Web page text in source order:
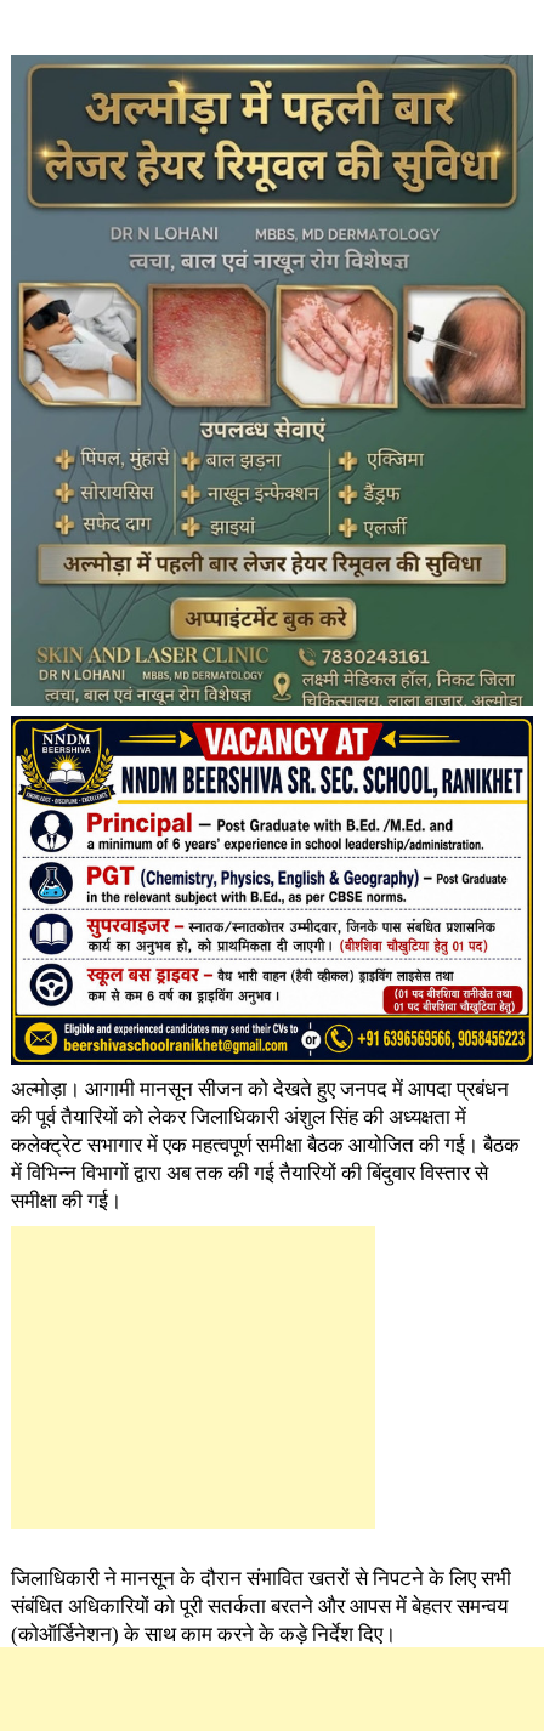
अल्मोड़ा। आगामी मानसून सीजन को देखते हुए जनपद में आपदा प्रबंधन
की पूर्व तैयारियों को लेकर जिलाधिकारी अंशुल सिंह की अध्यक्षता में
कलेक्ट्रेट सभागार में एक महत्वपूर्ण समीक्षा बैठक आयोजित की गई। बैठक
में विभिन्न विभागों द्वारा अब तक की गई तैयारियों की बिंदुवार विस्तार से
समीक्षा की गई।
जिलाधिकारी ने मानसून के दौरान संभावित खतरों से निपटने के लिए सभी
संबंधित अधिकारियों को पूरी सतर्कता बरतने और आपस में बेहतर समन्वय
(कोऑर्डिनेशन) के साथ काम करने के कड़े निर्देश दिए।